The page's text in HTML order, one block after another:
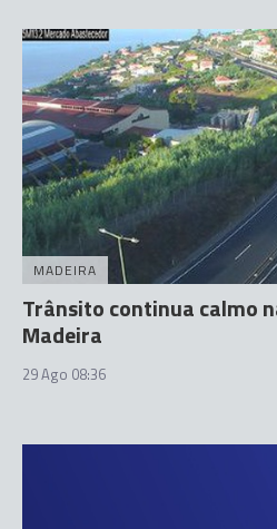
MADEIRA
Trânsito continua calmo
Madeira
29 Ago 08:36